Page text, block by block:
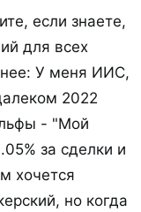
если знаете,
для всех
У меня ИИС,
2022
- "Мой
за сделки и
хочется
но когда